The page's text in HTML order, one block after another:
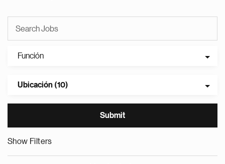
Función
Ubicación (10)
Show Filters